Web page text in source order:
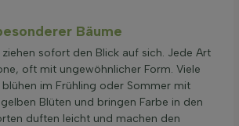
Bäume
sofort den Blick auf sich. Jede Art
oft mit ungewöhnlicher Form. Viele
im Frühling oder Sommer mit
Blüten und bringen Farbe in den
duften leicht und machen den